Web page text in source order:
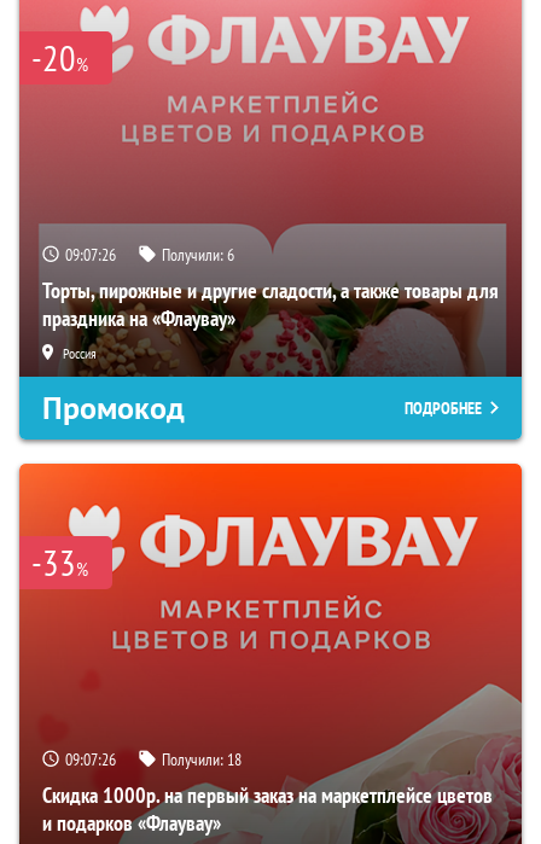
-20%
09:07:25 Получили:6
Торты, пирожные и другие сладости, а также товары для
праздника на «Флаувау»
Россия
Промокод ПОДРОБНЕЕ
-33%
09:07:25 Получили: 18
Скидка 1000р. на первый заказ на маркетплейсе цветов
и подарков «Флаувау»